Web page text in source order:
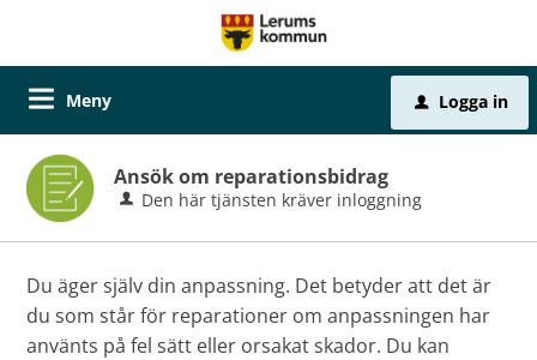
Meny u Logga in
Ansök om reparationsbidrag
Den här tjänsten kräver inloggning
Du äger själv din anpassning. Det betyder att det är
du som står för reparationer om anpassningen har
använts på fel sätt eller orsakat skador. Du kan